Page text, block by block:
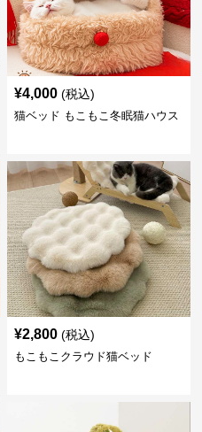
¥4,000 (税込)
猫ベッド もこもこ冬眠猫ハウス
¥2,800 (税込)
もこもこクラウド猫ベッド